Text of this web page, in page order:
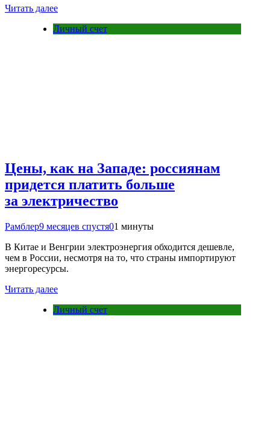
Читать далее
Личный счет
Цены, как на Западе: россиянам
придется платить больше
за электричество
Рамблер9 месяцев спустя01 минуты
В Китае и Венгрии электроэнергия обходится дешевле,
чем в России, несмотря на то, что страны импортируют
энергоресурсы.
Читать далее
Личный счет